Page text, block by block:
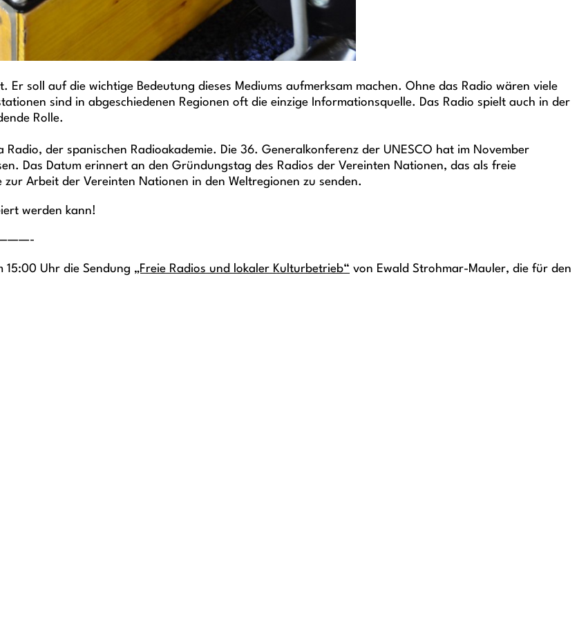
Er soll auf die wichtige Bedeutung dieses Mediums aufmerksam machen. Ohne das Radio wären viele
sind in abgeschiedenen Regionen oft die einzige Informationsquelle. Das Radio spielt auch in der
Rolle.
der spanischen Radioakademie. Die 36. Generalkonferenz der UNESCO hat im November
Das Datum erinnert an den Gründungstag des Radios der Vereinten Nationen, das als freie
Arbeit der Vereinten Nationen in den Weltregionen zu senden.
werden kann!
15:00 Uhr die Sendung „Freie Radios und lokaler Kulturbetrieb“ von Ewald Strohmar-Mauler, die für den